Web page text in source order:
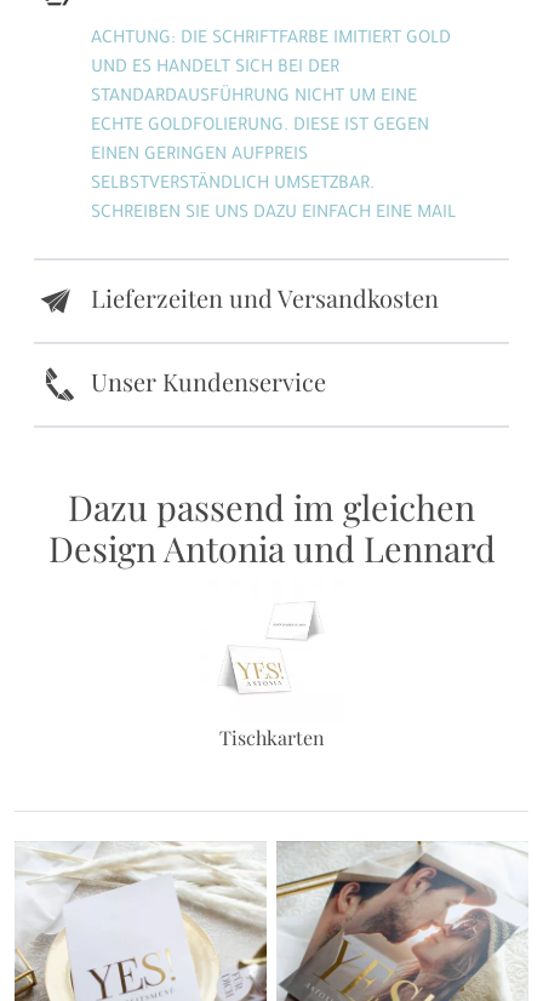
ACHTUNG: DIE SCHRIFTFARBE IMITIERT GOLD
UND ES HANDELT SICH BEI DER
STANDARDAUSFÜHRUNG NICHT UM EINE
ECHTE GOLDFOLIERUNG. DIESE IST GEGEN
EINEN GERINGEN AUFPREIS
SELBSTVERSTÄNDLICH UMSETZBAR.
SCHREIBEN SIE UNS DAZU EINFACH EINE MAIL
e Lieferzeiten und Versandkosten
k Unser Kundenservice
Dazu passend im gleichen
Design Antonia und Lennard
Tischkarten